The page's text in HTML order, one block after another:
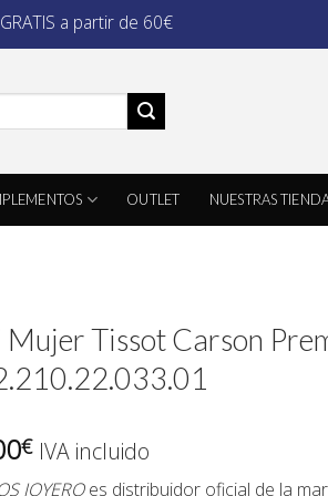
a partir de 60€
OUTLET NUESTRAS
Mujer Tissot Carson
€ IVA incluido
JOYEROes distribuidor oficial de la